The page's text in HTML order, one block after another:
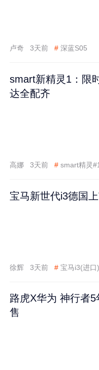
卢奇 3天前 # 深蓝S05
smart新精灵1：限
达全配齐
高娜 3天前 # smart精灵#1
宝马新世代i3德国
徐辉 3天前 # 宝马i3(进口)
路虎X华为 神行者
售